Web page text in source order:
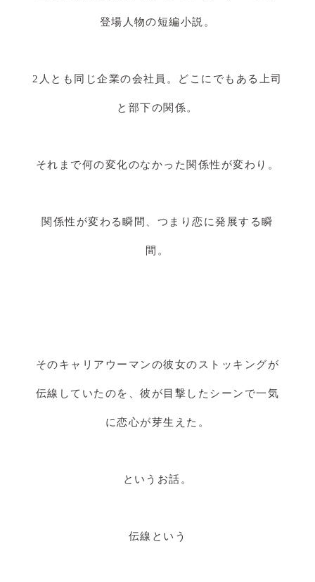
登場人物の短編小説。
2人とも同じ企業の会社員。どこにでもある上司
と部下の関係。
それまで何の変化のなかった関係性が変わり。
関係性が変わる瞬間、つまり恋に発展する瞬
間。
そのキャリアウーマンの彼女のストッキングが
伝線していたのを、彼が目撃したシーンで一気
に恋心が芽生えた。
というお話。
伝線という